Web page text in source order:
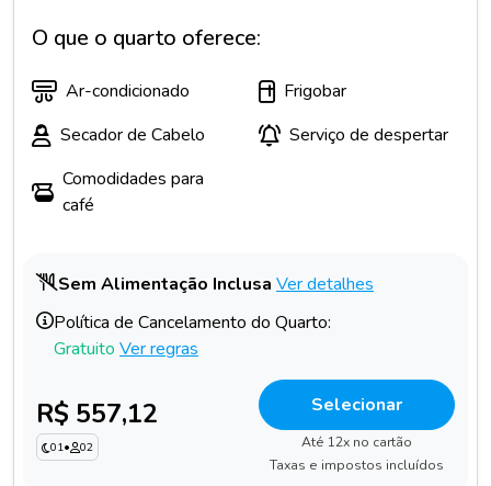
O que o quarto oferece:
Ar-condicionado
Frigobar
Secador de Cabelo
Serviço de despertar
Comodidades para
café
Sem Alimentação Inclusa Ver detalhes
Política de Cancelamento do Quarto:
Gratuito Ver regras
R$ 557,12
01• 02
Selecionar
Até 12x no cartão
Taxas e impostos incluídos